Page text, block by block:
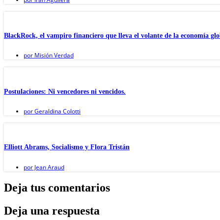
BlackRock, el vampiro financiero que lleva el volante de la economía
por Misión Verdad
Postulaciones: Ni vencedores ni vencidos.
porGeraldina Colotti
Elliott Abrams, Socialismo y Flora Tristán
por Jean Araud
Deja tus comentarios
Deja una respuesta